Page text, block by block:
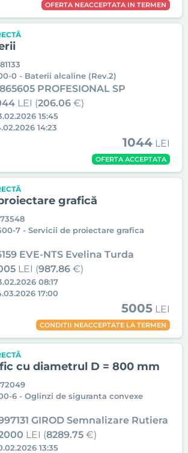
OFERTA NEACCEPTATA IN TERMEN
0 - Baterii alcaline (Rev.2)
PROFESIONAL SP
LEI (206.06 €)
15:45
14:23
1044 LEI
OFERTA ACCEPTATA
grafică
7 - Servicii de proiectare grafica
EVE-NTS Evelina Turda
LEI (987.86 €)
08:17
17:00
5005 LEI
CONDITII NEACCEPTATE LA TERMEN
cu diametrul D = 800 mm
6 - Oglinzi de siguranta convexe
GIROD Semnalizare Rutiera
LEI (8289.75 €)
13:35